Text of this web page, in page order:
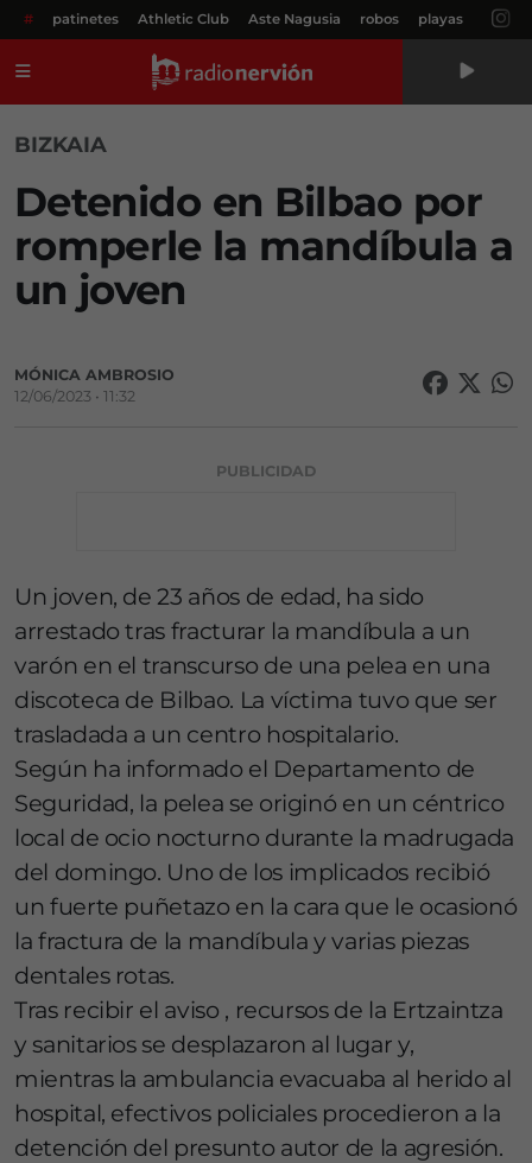
# patinetes Athletic Club Aste Nagusia robos playas
BIZKAIA
Detenido en Bilbao por
romperle la mandíbula a
un joven
MÓNICA AMBROSIO
12/06/2023 • 11:32
PUBLICIDAD
Un joven, de 23 años de edad, ha sido
arrestado tras fracturar la mandíbula a un
varón en el transcurso de una pelea en una
discoteca de Bilbao. La víctima tuvo que ser
trasladada a un centro hospitalario.
Según ha informado el Departamento de
Seguridad, la pelea se originó en un céntrico
local de ocio nocturno durante la madrugada
del domingo. Uno de los implicados recibió
un fuerte puñetazo en la cara que le ocasionó
la fractura de la mandíbula y varias piezas
dentales rotas.
Tras recibir el aviso , recursos de la Ertzaintza
y sanitarios se desplazaron al lugar y,
mientras la ambulancia evacuaba al herido al
hospital, efectivos policiales procedieron a la
detención del presunto autor de la agresión.